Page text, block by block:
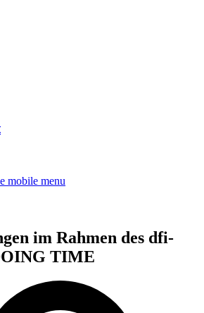
mobile menu
im Rahmen des dfi-
TIME